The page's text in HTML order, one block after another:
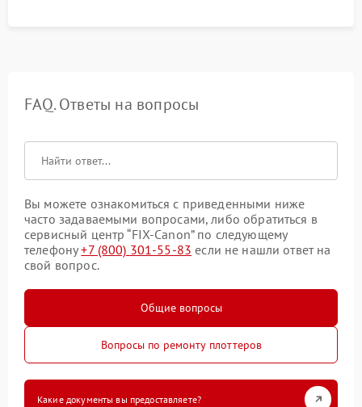
FAQ. Ответы на вопросы
Вы можете ознакомиться с приведенными ниже
часто задаваемыми вопросами, либо обратиться в
сервисный центр “FIX-Canon” по следующему
телефону+7 (800) 301-55-83 если не нашли ответ на
свой вопрос.
Общие вопросы
Вопросы по ремонту плоттеров
Какие документы вы предоставляете?